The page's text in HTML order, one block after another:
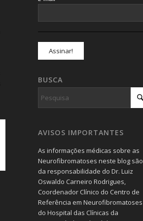
BUSCA
AVISOS IMPORTANTES
As informações médicas sobre as
Neurofibromatoses neste blog são
da responsabilidade do Dr. Luiz
Oswaldo Carneiro Rodrigues,
Coordenador Clínico do Centro de
Referência em Neurofibromatoses
do Hospital das Clínicas da